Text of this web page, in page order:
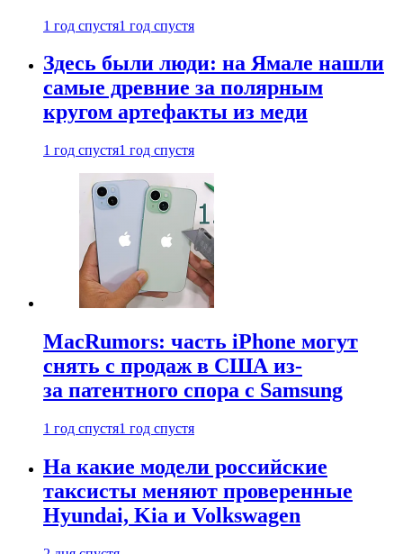
1 год спустя1 год спустя
Здесь были люди: на Ямале нашли
самые древние за полярным
кругом артефакты из меди
1 год спустя1 год спустя
MacRumors: часть iPhone могут
снять с продаж в США из-
за патентного спора с Samsung
1 год спустя1 год спустя
На какие модели российские
таксисты меняют проверенные
Hyundai, Kia и Volkswagen